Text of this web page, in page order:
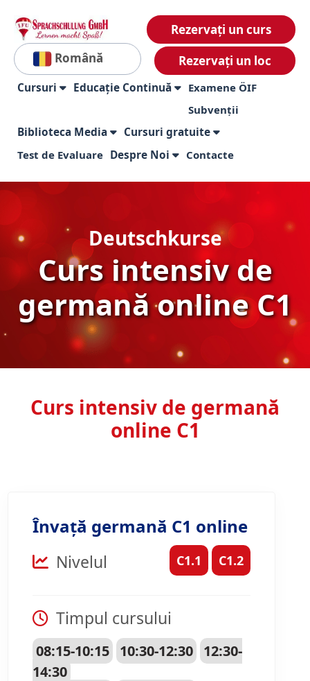
Română
Rezervați un curs
Rezervați un loc
Cursuri Educație Continuă
Examene ÖIF
Subvenții
Biblioteca Media Cursuri gratuite
Test de Evaluare Despre Noi Contacte
Deutschkurse
Curs intensiv de
germană online C1
Curs intensiv de germană
online C1
Învață germană C1 online
Nivelul C1.1 C1.2
Timpul cursului
08:15-10:15 10:30-12:30
12:30-
14:30